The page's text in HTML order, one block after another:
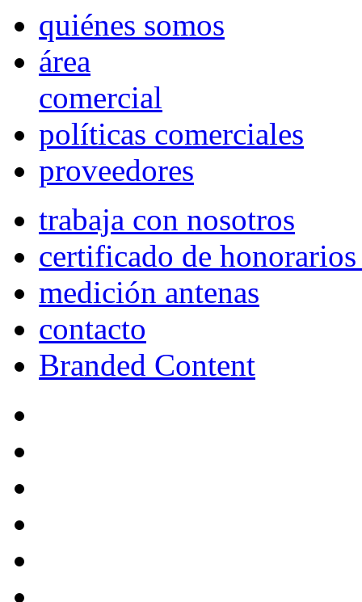
quiénes somos
área
comercial
políticas comerciales
proveedores
trabaja con nosotros
certificado de
medición antenas
contacto
Branded Content